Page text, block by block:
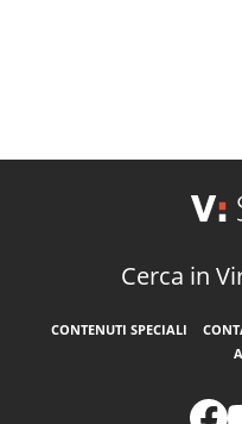
Cerca in
CONTENUTI SPECIALI